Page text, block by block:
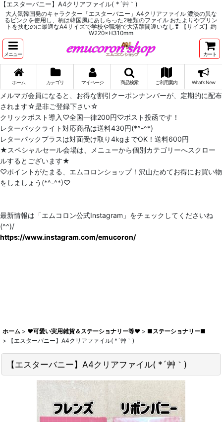
【エスターバニー】A4クリアファイル( *´艸｀)
大人気韓国発のキャラクター「エスターバニー」A4クリアファイル 濃淡の異な
るピンクを使用し、柄は韓国風にあしらった2種類のファイル おたよりやプリン
トを挟むのに最適なA4サイズで学校や職場で大活躍間違いなし❣ 【サイズ】約
W220×H310mm
メニュー カート
ホーム カテゴリ マイページ 商品検索 ご利用案内 What's New
メルマガ会員になると、お得な割引クーポンナンバーが、定期的に配布
されます☆是非ご登録下さい☆
クリックポスト導入♡全国一律200円♡ポスト投函です！
レターパックライト対応商品は送料430円(*^-^*)
レターパックプラスは対面受け取り4kgまでOK！送料600円
★スペシャルセール会場は、メニューから個別カテゴリーへスクロー
ルするとございます★
♡ポイントがたまる、エムコロンショップ！沢山ためてお得にお買い物
をしましょう(*^-^*)♡
最新情報は「エムコロン公式Instagram」をチェックしてくださいね
(^^)/
https://www.instagram.com/emucoron/
ホーム > ♥可愛い実用雑貨＆ステーショナリー等♥ > ■ステーショナリー■
>
【エスターバニー】A4クリアファイル( *´艸｀)
【エスターバニー】A4クリアファイル( *´艸｀)